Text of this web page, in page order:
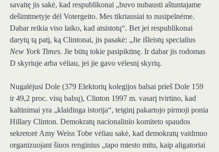
savaitę jis sakė, kad respublikonai „buvo nubausti aštuntajame
dešimtmetyje dėl Votergeito. Mes tikriausiai to nusipelnėme.
Dabar reikia viso laiko, kad atsistotų“. Bet jei respublikonai
darytų tą patį, ką Clintonai, jis pasakė: „Jie išleistų specialius
New York Times. Jie būtų tokie pasipiktinę. Ir dabar jis rodomas
D skyriuje arba vėliau, jei jie gavo vėlesnį skyrių.
Nugalėjusi Dole (379 Elektorių kolegijos balsai prieš Dole 159
ir 49,2 proc. visų balsų), Clinton 1997 m. vasarį tvirtino, kad
kaltinimai yra „klaidinga istorija“, teiginį pakartojo pirmoji ponia
Hillary Clinton. Demokratų nacionalinio komiteto spaudos
sekretorė Amy Weiss Tobe vėliau sakė, kad demokratų vaidmuo
organizuojant šiuos renginius „tapo miesto mitu, kaip aligatoriai